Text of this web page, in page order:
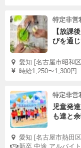
特定非営
【放課
びを通
愛知 [名古屋市昭和
時給1,250〜1,300円
特定非
児童発
も達と
愛知 [名古屋市熱田
新卒,中途,アルバイ